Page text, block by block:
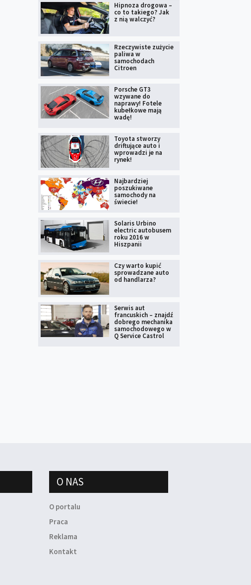
Hipnoza drogowa –
co to takiego? Jak
z nią walczyć?
Rzeczywiste zużycie
paliwa w
samochodach
Citroen
Porsche GT3
wzywane do
naprawy! Fotele
kubełkowe mają
wadę!
Toyota stworzy
driftujące auto i
wprowadzi je na
rynek!
Najbardziej
poszukiwane
samochody na
świecie!
Solaris Urbino
electric autobusem
roku 2016 w
Hiszpanii
Czy warto kupić
sprowadzane auto
od handlarza?
Serwis aut
francuskich – znajdź
dobrego mechanika
samochodowego w
Q Service Castrol
O NAS
O portalu
Praca
Reklama
Kontakt